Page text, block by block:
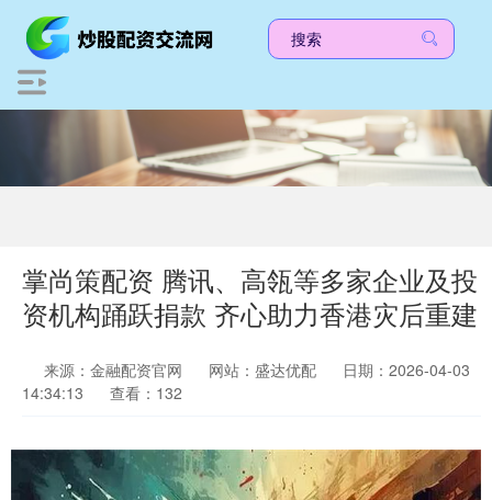
掌尚策配资 腾讯、高瓴等多家企业及投
资机构踊跃捐款 齐心助力香港灾后重建
来源：金融配资官网 网站：盛达优配
日期：2026-04-03
14:34:13
查看：132